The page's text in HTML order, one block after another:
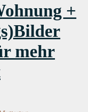
+
mehr